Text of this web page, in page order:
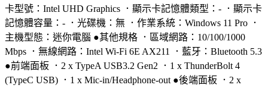
卡型號：Intel UHD Graphics ．顯示卡記憶體類型：- ．顯示卡
記憶體容量：- ．光碟機：無 ．作業系統：Windows 11 Pro ．
主機型態：迷你電腦 ●其他規格 ．區域網路：10/100/1000
Mbps ．無線網路：Intel Wi-Fi 6E AX211 ．藍牙：Bluetooth 5.3
●前端面板 ．2 x TypeA USB3.2 Gen2 ．1 x ThunderBolt 4
(TypeC USB) ．1 x Mic-in/Headphone-out ●後端面板 ．2 x